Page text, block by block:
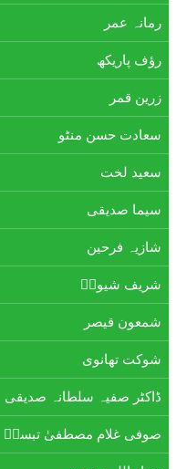
رمانہ عمر
رؤف پاریکھ
زرین قمر
سعادت حسن منٹو
سعید لخت
سیما صدیقی
شازیہ فرحین
شریف شیوہؔ
شمعون قیصر
شوکت تھانوی
ڈاکٹر صفیہ سلطانہ صدیقی
صوفی غلام مصطفیٰ تبسمؔ